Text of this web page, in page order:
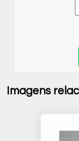
Imagens